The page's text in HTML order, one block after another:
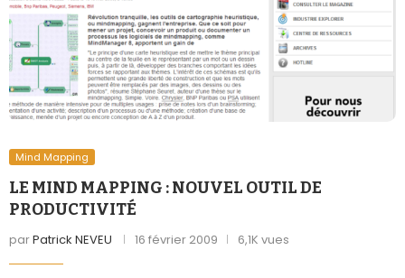
Mind Mapping
LE MIND MAPPING : NOUVEL OUTIL DE
PRODUCTIVITÉ
parPatrick NEVEU 16 février 2009 6,1K vues